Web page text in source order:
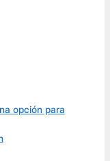
opción para